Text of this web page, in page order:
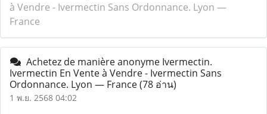
à Vendre - Ivermectin Sans Ordonnance. Lyon —
France
Achetez de manière anonyme Ivermectin.
Ivermectin En Vente à Vendre - Ivermectin Sans
Ordonnance. Lyon — France(78 อ่าน)
1 พ.ย. 2568 04:02